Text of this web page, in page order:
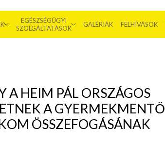
EGÉSZSÉGÜGYI
SZOLGÁLTATÁSOK
GALÉRIÁK FELHÍVÁSOK
HEIM PÁL ORSZÁGOS
A GYERMEKMENTŐ
ÖSSZEFOGÁSÁNAK